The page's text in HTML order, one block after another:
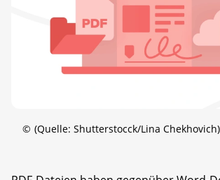
© (Quelle: Shutterstocck/Lina Chekhovich)